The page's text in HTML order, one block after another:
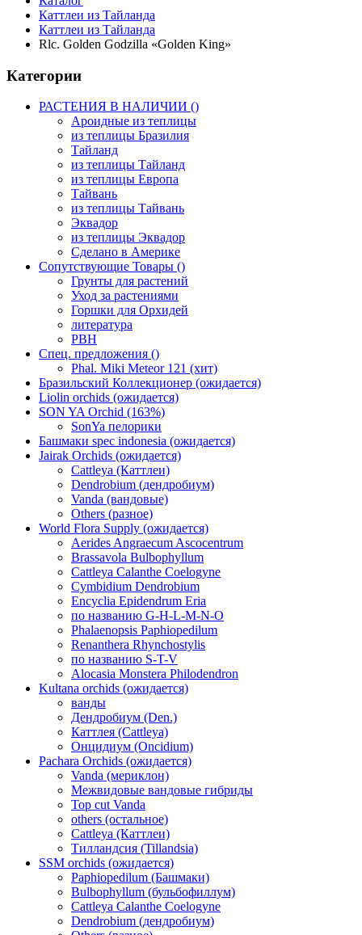
Каттлеи из Тайланда
Каттлеи из Тайланда
Rlc. Golden Godzilla «Golden King»
Категории
РАСТЕНИЯ В НАЛИЧИИ ()
Ароидные из теплицы
из теплицы Бразилия
Тайланд
из теплицы Тайланд
из теплицы Европа
Тайвань
из теплицы Тайвань
Эквадор
из теплицы Эквадор
Сделано в Америке
Сопутствующие Товары ()
Грунты для растений
Уход за растениями
Горшки для Орхидей
литература
РВН
Спец. предложения ()
Phal. Miki Meteor 121 (хит)
Бразильский Коллекционер (ожидается)
Liolin orchids (ожидается)
SON YA Orchid (163%)
SonYa пелорики
Башмаки spec indonesia (ожидается)
Jairak Orchids (ожидается)
Cattleya (Каттлеи)
Dendrobium (дендробиум)
Vanda (вандовые)
Others (разное)
World Flora Supply (ожидается)
Aerides Angraecum Ascocentrum
Brassavola Bulbophyllum
Cattleya Calanthe Coelogyne
Cymbidium Dendrobium
Encyclia Epidendrum Eria
по названию G-H-L-M-N-O
Phalaenopsis Paphiopedilum
Renanthera Rhynchostylis
по названию S-T-V
Alocasia Monstera Philodendron
Kultana orchids (ожидается)
ванды
Дендробиум (Den.)
Каттлея (Cattleya)
Онцидиум (Oncidium)
Pachara Orchids (ожидается)
Vanda (мериклон)
Межвидовые вандовые гибриды
Top cut Vanda
others (остальное)
Cattleya (Каттлеи)
Тилландсия (Tillandsia)
SSM orchids (ожидается)
Paphiopedilum (Башмаки)
Bulbophyllum (бульбофиллум)
Cattleya Calanthe Coelogyne
Dendrobium (дендробиум)